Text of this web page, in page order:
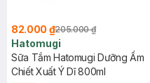
82.000 ₫205.000 ₫
Hatomugi
Sữa Tắm Hatomugi Dưỡng Ẩm
Chiết Xuất Ý Dĩ 800ml